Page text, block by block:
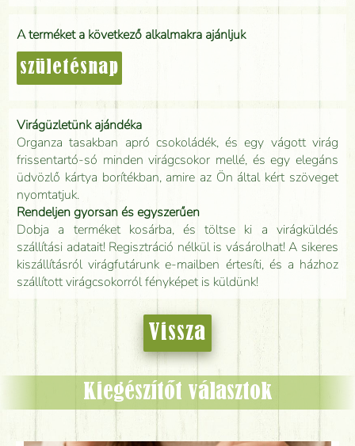
A terméket a következő alkalmakra ajánljuk
születésnap
Virágüzletünk ajándéka
Organza tasakban apró csokoládék, és egy vágott virág
frissentartó-só minden virágcsokor mellé, és egy elegáns
üdvözlő kártya borítékban, amire az Ön által kért szöveget
nyomtatjuk.
Rendeljen gyorsan és egyszerűen
Dobja a terméket kosárba, és töltse ki a virágküldés
szállítási adatait! Regisztráció nélkül is vásárolhat! A sikeres
kiszállításról virágfutárunk e-mailben értesíti, és a házhoz
szállított virágcsokorról fényképet is küldünk!
Vissza
Kiegészítőt választok